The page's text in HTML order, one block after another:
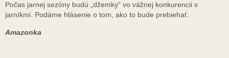
Počas jarnej sezóny budú „džemky“ vo vážnej konkurencii s
jarníkmi. Podáme hlásenie o tom, ako to bude prebiehať.
Amazonka